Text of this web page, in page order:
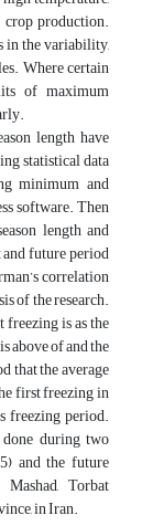
crop production.
in the variability,
Where certain
of maximum
length have
statistical data
minimum and
software. Then
length and
future period
correlation
of the research.
is as the
above of and the
that the average
first freezing in
freezing period.
done during two
and the future
Torbat
in Iran.